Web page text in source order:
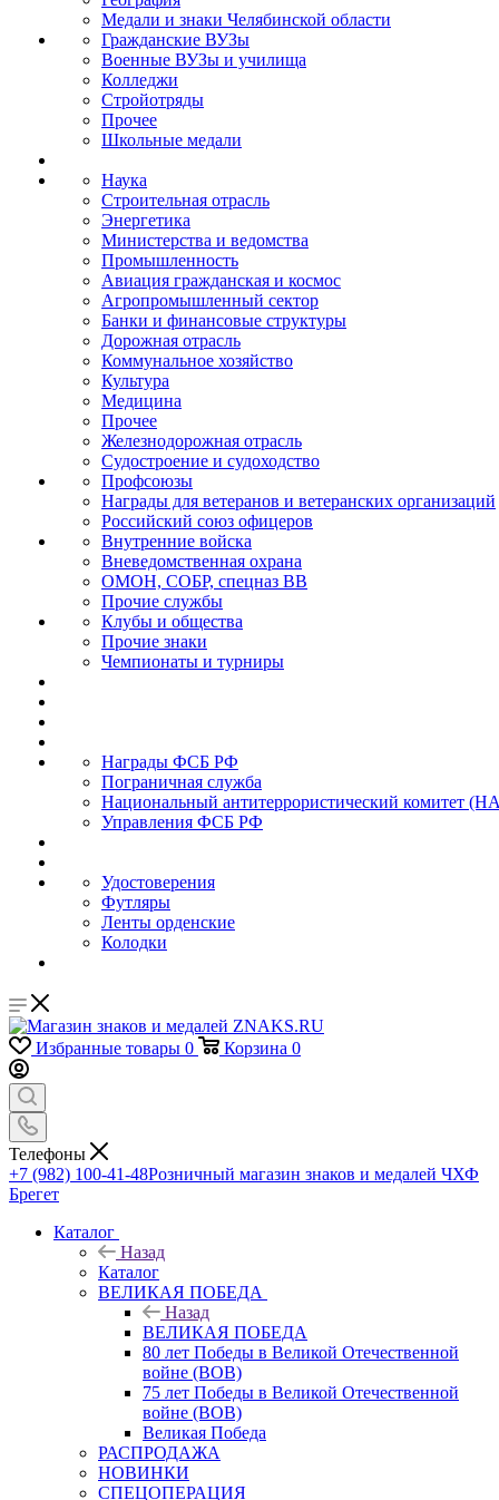
Медали и знаки Челябинской области
Гражданские ВУЗы
Военные ВУЗы и училища
Колледжи
Стройотряды
Прочее
Школьные медали
Наука
Строительная отрасль
Энергетика
Министерства и ведомства
Промышленность
Авиация гражданская и космос
Агропромышленный сектор
Банки и финансовые структуры
Дорожная отрасль
Коммунальное хозяйство
Культура
Медицина
Прочее
Железнодорожная отрасль
Судостроение и судоходство
Профсоюзы
Награды для ветеранов и ветеранских организаций
Российский союз офицеров
Внутренние войска
Вневедомственная охрана
ОМОН, СОБР, спецназ ВВ
Прочие службы
Клубы и общества
Прочие знаки
Чемпионаты и турниры
Награды ФСБ РФ
Пограничная служба
Национальный антитеррористический комитет
Управления ФСБ РФ
Удостоверения
Футляры
Ленты орденские
Колодки
Избранные товары 0 Корзина 0
Телефоны
+7 (982) 100-41-48Розничный магазин знаков и медалей ЧХФ
Брегет
Каталог
Назад
Каталог
ВЕЛИКАЯ ПОБЕДА
Назад
ВЕЛИКАЯ ПОБЕДА
80 лет Победы в Великой Отечественной
войне (ВОВ)
75 лет Победы в Великой Отечественной
войне (ВОВ)
Великая Победа
РАСПРОДАЖА
НОВИНКИ
СПЕЦОПЕРАЦИЯ